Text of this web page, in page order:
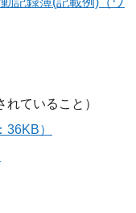
ていること）
）